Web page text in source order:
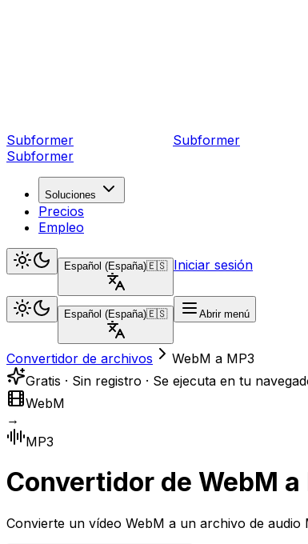
Subformer Subformer
Subformer
Soluciones
Precios
Empleo
Español (España)🇪🇸 Iniciar sesión
Español (España)🇪🇸 Abrir menú
Convertidor de archivos
WebM a MP3
Gratis · Sin registro · Se ejecuta en tu
WebM
→
MP3
Convertidor de WebM a
Convierte un vídeo WebM a un archivo de